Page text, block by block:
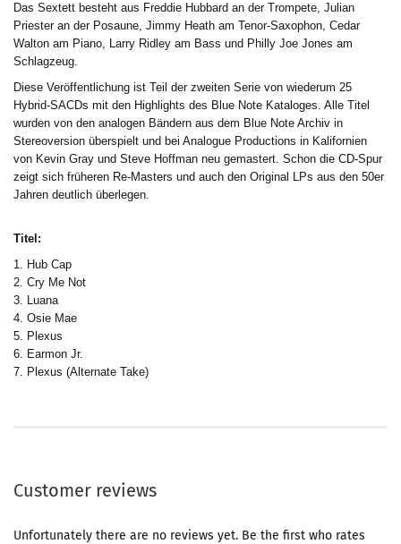
Das Sextett besteht aus Freddie Hubbard an der Trompete, Julian
Priester an der Posaune, Jimmy Heath am Tenor-Saxophon, Cedar
Walton am Piano, Larry Ridley am Bass und Philly Joe Jones am
Schlagzeug.
Diese Veröffentlichung ist Teil der zweiten Serie von wiederum 25
Hybrid-SACDs mit den Highlights des Blue Note Kataloges. Alle Titel
wurden von den analogen Bändern aus dem Blue Note Archiv in
Stereoversion überspielt und bei Analogue Productions in Kalifornien
von Kevin Gray und Steve Hoffman neu gemastert. Schon die CD-Spur
zeigt sich früheren Re-Masters und auch den Original LPs aus den 50er
Jahren deutlich überlegen.
Titel:
1. Hub Cap
2. Cry Me Not
3. Luana
4. Osie Mae
5. Plexus
6. Earmon Jr.
7. Plexus (Alternate Take)
Customer reviews
Unfortunately there are no reviews yet. Be the first who rates